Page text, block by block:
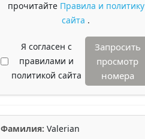
прочитайте Правила и политику
сайта .
Я согласен с
правилами и
политикой сайта
Запросить
просмотр
номера
Фамилия: Valerian